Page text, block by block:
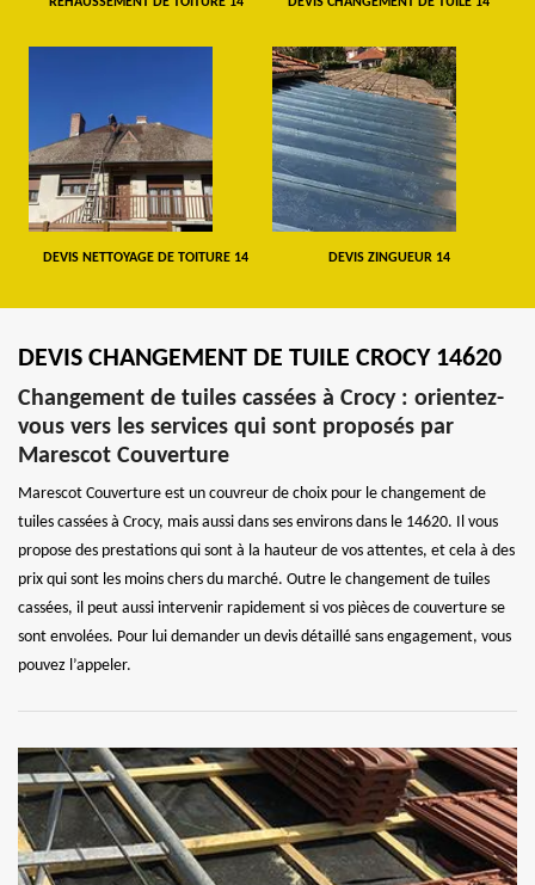
DEVIS NETTOYAGE DE TOITURE 14 DEVIS ZINGUEUR 14
DEVIS CHANGEMENT DE TUILE CROCY 14620
Changement de tuiles cassées à Crocy : orientez-
vous vers les services qui sont proposés par
Marescot Couverture
Marescot Couverture est un couvreur de choix pour le changement de
tuiles cassées à Crocy, mais aussi dans ses environs dans le 14620. Il vous
propose des prestations qui sont à la hauteur de vos attentes, et cela à des
prix qui sont les moins chers du marché. Outre le changement de tuiles
cassées, il peut aussi intervenir rapidement si vos pièces de couverture se
sont envolées. Pour lui demander un devis détaillé sans engagement, vous
pouvez l’appeler.